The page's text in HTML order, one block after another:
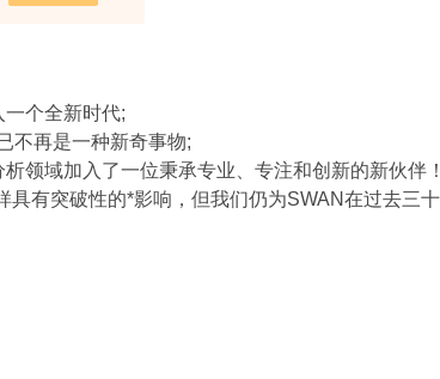
个全新时代;
不再是一种新奇事物;
领域加入了一位秉承专业、专注和创新的新伙伴！
有突破性的*影响，但我们仍为SWAN在过去三